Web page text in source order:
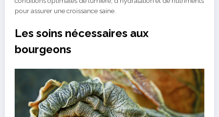
pour assurer une croissance saine.
Les soins nécessaires aux
bourgeons